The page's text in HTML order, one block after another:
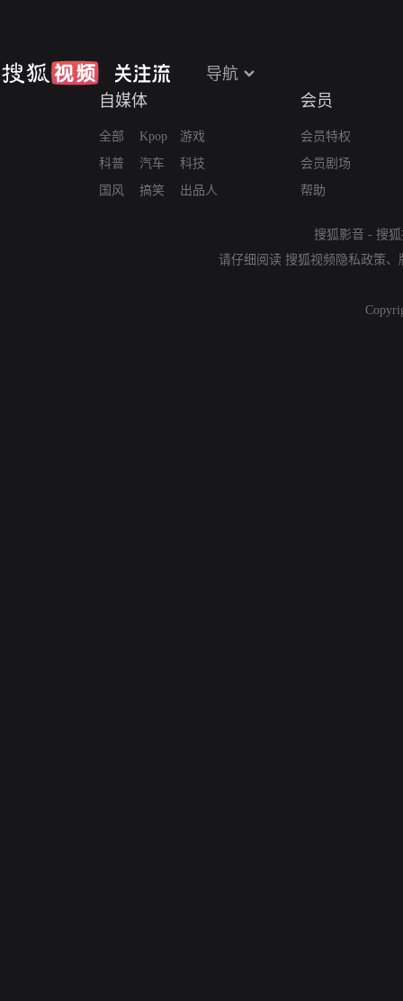
导航
自媒体
全部
科普
国风
Kpop
汽车
搞笑
游戏
科技
出品人
会员
会员特权
会员剧场
帮助
搜狐影音 - 搜
请仔细阅读 搜狐视频隐私政策、